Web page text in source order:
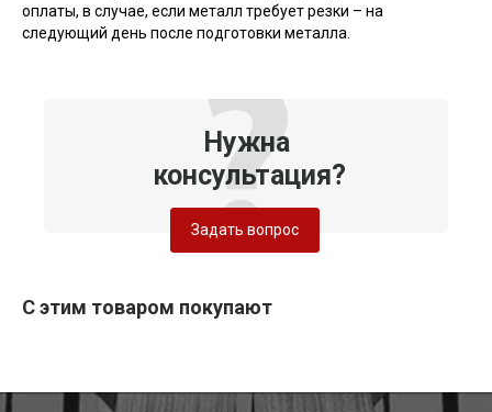
оплаты, в случае, если металл требует резки – на
следующий день после подготовки металла.
Нужна
консультация?
Задать вопрос
С этим товаром покупают